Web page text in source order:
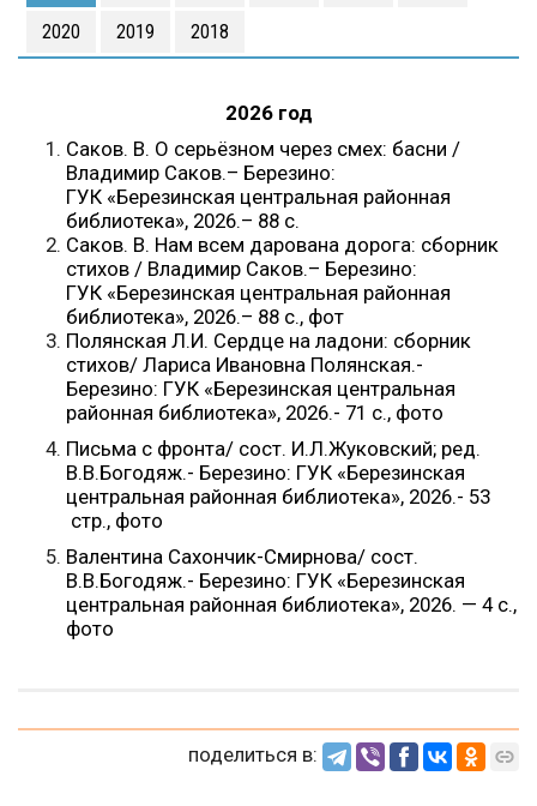
2020
2019 2018
2026 год
Саков. В. О серьёзном через смех: басни /
Владимир Саков.– Березино:
ГУК «Березинская центральная районная
библиотека», 2026.– 88 с.
Саков. В. Нам всем дарована дорога: сборник
стихов / Владимир Саков.– Березино:
ГУК «Березинская центральная районная
библиотека», 2026.– 88 с., фот
Полянская Л.И. Сердце на ладони: сборник
стихов/ Лариса Ивановна Полянская.-
Березино: ГУК «Березинская центральная
районная библиотека», 2026.- 71 с., фото
Письма с фронта/ сост. И.Л.Жуковский; ред.
В.В.Богодяж.- Березино: ГУК «Березинская
центральная районная библиотека», 2026.- 53
стр., фото
Валентина Сахончик-Смирнова/ сост.
В.В.Богодяж.- Березино: ГУК «Березинская
центральная районная библиотека», 2026. — 4 с.,
фото
поделиться в: